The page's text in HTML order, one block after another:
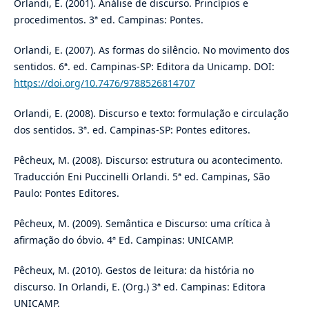
Orlandi, E. (2001). Análise de discurso. Princípios e
procedimentos. 3ª ed. Campinas: Pontes.
Orlandi, E. (2007). As formas do silêncio. No movimento dos
sentidos. 6ª. ed. Campinas-SP: Editora da Unicamp. DOI:
https://doi.org/10.7476/9788526814707
Orlandi, E. (2008). Discurso e texto: formulação e circulação
dos sentidos. 3ª. ed. Campinas-SP: Pontes editores.
Pêcheux, M. (2008). Discurso: estrutura ou acontecimento.
Traducción Eni Puccinelli Orlandi. 5ª ed. Campinas, São
Paulo: Pontes Editores.
Pêcheux, M. (2009). Semântica e Discurso: uma crítica à
afirmação do óbvio. 4ª Ed. Campinas: UNICAMP.
Pêcheux, M. (2010). Gestos de leitura: da história no
discurso. In Orlandi, E. (Org.) 3ª ed. Campinas: Editora
UNICAMP.